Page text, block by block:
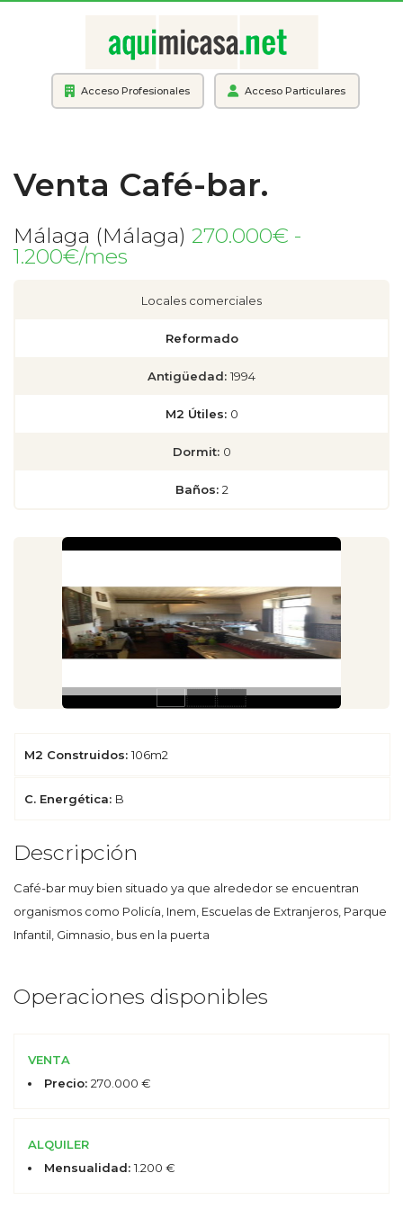
Acceso Profesionales Acceso Particulares
Venta Café-bar.
Málaga (Málaga) 270.000€ -
1.200€/mes
Locales comerciales
Reformado
Antigüedad: 1994
M2 Útiles: 0
Dormit: 0
Baños: 2
M2 Construidos: 106m2
C. Energética: B
Descripción
Café-bar muy bien situado ya que alrededor se encuentran
organismos como Policía, Inem, Escuelas de Extranjeros, Parque
Infantil, Gimnasio, bus en la puerta
Operaciones disponibles
VENTA
Precio: 270.000 €
ALQUILER
Mensualidad: 1.200 €